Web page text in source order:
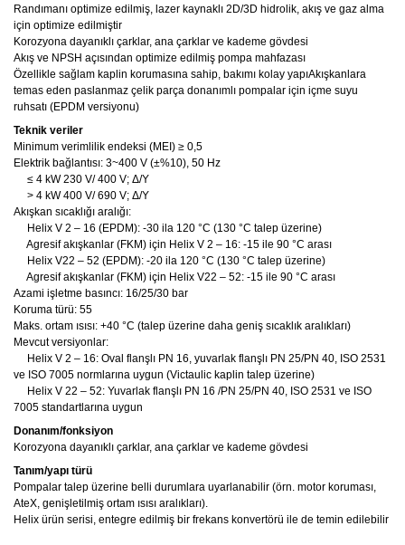
Randımanı optimize edilmiş, lazer kaynaklı 2D/3D hidrolik, akış ve gaz alma
için optimize edilmiştir
Korozyona dayanıklı çarklar, ana çarklar ve kademe gövdesi
Akış ve NPSH açısından optimize edilmiş pompa mahfazası
Özellikle sağlam kaplin korumasına sahip, bakımı kolay yapıAkışkanlara
temas eden paslanmaz çelik parça donanımlı pompalar için içme suyu
ruhsatı (EPDM versiyonu)
Teknik veriler
Minimum verimlilik endeksi (MEI) ≥ 0,5
Elektrik bağlantısı: 3~400 V (±%10), 50 Hz
≤ 4 kW 230 V/ 400 V; Δ/Y
> 4 kW 400 V/ 690 V; Δ/Y
Akışkan sıcaklığı aralığı:
Helix V 2 – 16 (EPDM): -30 ila 120 °C (130 °C talep üzerine)
Agresif akışkanlar (FKM) için Helix V 2 – 16: -15 ile 90 °C arası
Helix V22 – 52 (EPDM): -20 ila 120 °C (130 °C talep üzerine)
Agresif akışkanlar (FKM) için Helix V22 – 52: -15 ile 90 °C arası
Azami işletme basıncı: 16/25/30 bar
Koruma türü: 55
Maks. ortam ısısı: +40 °C (talep üzerine daha geniş sıcaklık aralıkları)
Mevcut versiyonlar:
Helix V 2 – 16: Oval flanşlı PN 16, yuvarlak flanşlı PN 25/PN 40, ISO 2531
ve ISO 7005 normlarına uygun (Victaulic kaplin talep üzerine)
Helix V 22 – 52: Yuvarlak flanşlı PN 16 /PN 25/PN 40, ISO 2531 ve ISO
7005 standartlarına uygun
Donanım/fonksiyon
Korozyona dayanıklı çarklar, ana çarklar ve kademe gövdesi
Tanım/yapı türü
Pompalar talep üzerine belli durumlara uyarlanabilir (örn. motor koruması,
AteX, genişletilmiş ortam ısısı aralıkları).
Helix ürün serisi, entegre edilmiş bir frekans konvertörü ile de temin edilebilir